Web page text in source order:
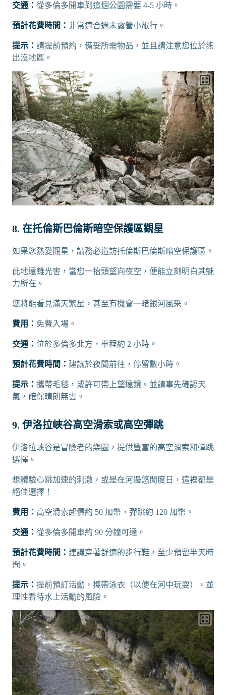
交通： 從多倫多開車到這個公園需要 4-5 小時。
預計花費時間： 非常適合週末露營小旅行。
提示： 請提前預約，備妥所需物品，並且請注意您位於熊
出沒地區。
8. 在托倫斯巴倫斯暗空保護區觀星
如果您熱愛觀星，請務必造訪托倫斯巴倫斯暗空保護區。
此地遠離光害，當您一抬頭望向夜空，便能立刻明白其魅
力所在。
您將能看見滿天繁星，甚至有機會一睹銀河風采。
費用： 免費入場。
交通： 位於多倫多北方，車程約 2 小時。
預計花費時間： 建議於夜間前往，停留數小時。
提示： 攜帶毛毯，或許可帶上望遠鏡。並請事先確認天
氣，確保晴朗無雲。
9. 伊洛拉峽谷高空滑索或高空彈跳
伊洛拉峽谷是冒險者的樂園，提供豐富的高空滑索和彈跳
選擇。
想體驗心跳加速的刺激，或是在河邊悠閒度日，這裡都是
絕佳選擇！
費用： 高空滑索起價約 50 加幣，彈跳約 120 加幣。
交通： 從多倫多開車約 90 分鐘可達。
預計花費時間： 建議穿著舒適的步行鞋，至少預留半天時
間。
提示： 提前預訂活動，攜帶泳衣（以便在河中玩耍），並
理性看待水上活動的風險。